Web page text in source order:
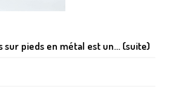
pieds en métal est un... (suite)